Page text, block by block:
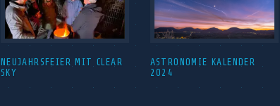
NEUJAHRSFEIER MIT CLEAR
SKY
ASTRONOMIE KALENDER
2024